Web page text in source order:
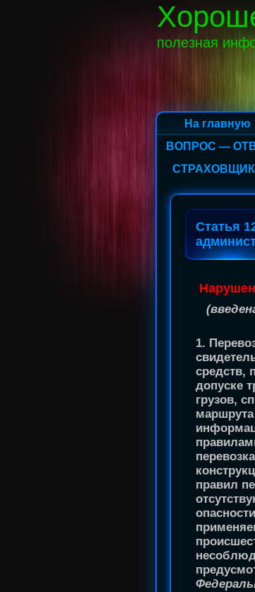
полезная
На главную
ВОПРОС —
Статья
1.
средств,
допуске
грузов,
правил